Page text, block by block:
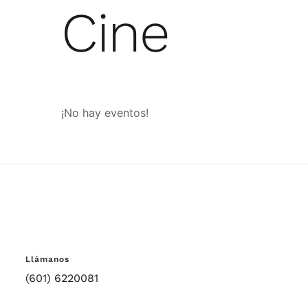
Cine
¡No hay eventos!
Llámanos
(601) 6220081